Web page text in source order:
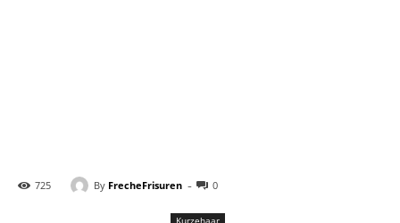
725 By FrecheFrisuren - 0
Kurzehaar